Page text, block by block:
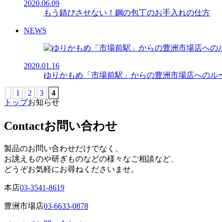
2020.06.09
もう錆びさせない！鋼の包丁のお手入れの仕方
NEWS
2020.01.16
ゆりかもめ「市場前駅」からの豊洲市場店へのル
1 2 3
4
トップお知らせ
Contactお問い合わせ
製品のお問い合わせだけでなく、
お誂えものや研ぎものなどの様々なご相談など、
どうぞお気軽にお尋ねくださいませ。
本店03-3541-8619
豊洲市場店03-6633-0878